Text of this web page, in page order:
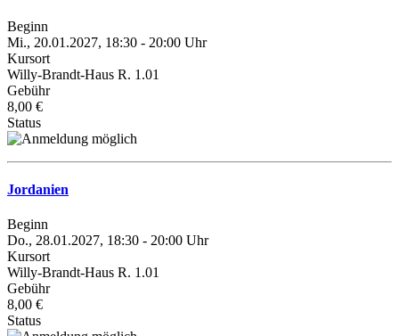
Beginn
Mi., 20.01.2027, 18:30 - 20:00 Uhr
Kursort
Willy-Brandt-Haus R. 1.01
Gebühr
8,00 €
Status
Jordanien
Beginn
Do., 28.01.2027, 18:30 - 20:00 Uhr
Kursort
Willy-Brandt-Haus R. 1.01
Gebühr
8,00 €
Status